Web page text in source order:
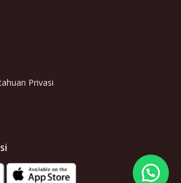
Privasi